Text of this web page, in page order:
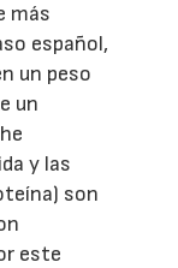
más
español,
un peso
un
y las
son
este